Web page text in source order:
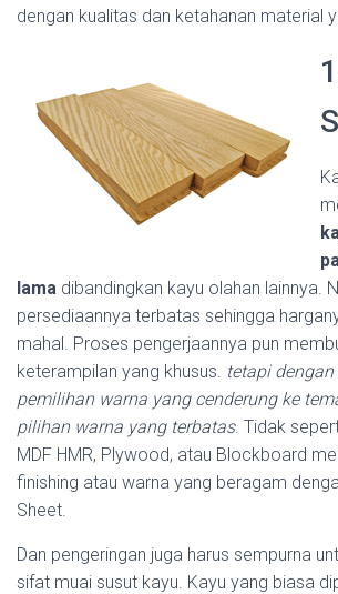
dengan kualitas dan ketahanan material
lama dibandingkan kayu olahan lainnya.
persediaannya terbatas sehingga
mahal. Proses pengerjaannya pun
keterampilan yang khusus. tetapi
pemilihan warna yang cenderung ke
pilihan warna yang terbatas. Tidak
MDF HMR, Plywood, atau Blockboard
finishing atau warna yang beragam
Sheet.
Dan pengeringan juga harus sempurna
sifat muai susut kayu. Kayu yang biasa